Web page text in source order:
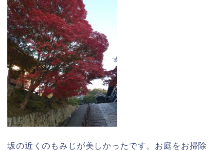
坂の近くのもみじが美しかったです。お庭をお掃除